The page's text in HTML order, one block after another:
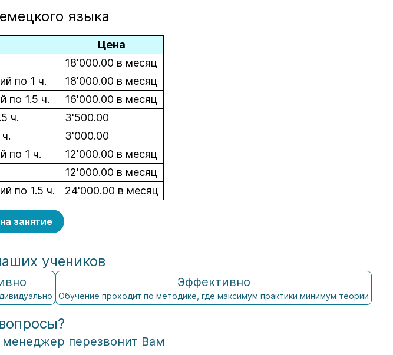
языка
Цена
18'000.00 в месяц
по 1 ч.
18'000.00 в месяц
по 1.5 ч.
16'000.00 в месяц
ч.
3'500.00
3'000.00
по 1 ч.
12'000.00 в месяц
12'000.00 в месяц
по 1.5 ч.
24'000.00 в месяц
занятие
учеников
Эффективно
Обучение проходит по методике, где максимум практики минимум теории
менеджер перезвонит Вам